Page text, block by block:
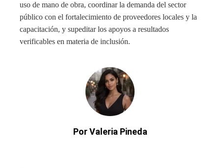
uso de mano de obra, coordinar la demanda del sector
público con el fortalecimiento de proveedores locales y la
capacitación, y supeditar los apoyos a resultados
verificables en materia de inclusión.
Por Valeria Pineda